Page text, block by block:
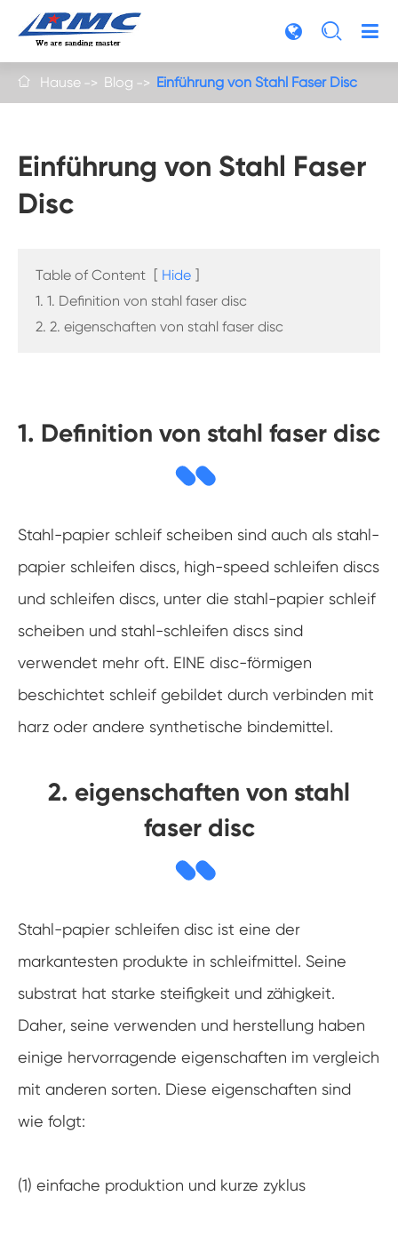

 Hause Blog Einführung von Stahl Faser Disc
Einführung von Stahl Faser
Disc
Table of Content [ Hide ]
1. 1. Definition von stahl faser disc
2. 2. eigenschaften von stahl faser disc
1. Definition von stahl faser disc
Stahl-papier schleif scheiben sind auch als stahl-
papier schleifen discs, high-speed schleifen discs
und schleifen discs, unter die stahl-papier schleif
scheiben und stahl-schleifen discs sind
verwendet mehr oft. EINE disc-förmigen
beschichtet schleif gebildet durch verbinden mit
harz oder andere synthetische bindemittel.
2. eigenschaften von stahl
faser disc
Stahl-papier schleifen disc ist eine der
markantesten produkte in schleifmittel. Seine
substrat hat starke steifigkeit und zähigkeit.
Daher, seine verwenden und herstellung haben
einige hervorragende eigenschaften im vergleich
mit anderen sorten. Diese eigenschaften sind
wie folgt:
(1) einfache produktion und kurze zyklus